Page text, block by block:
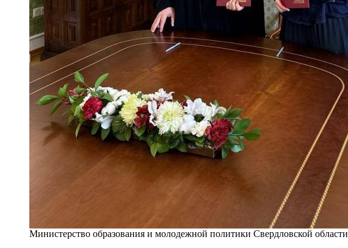
Министерство образования и молодежной политики Свердловской области